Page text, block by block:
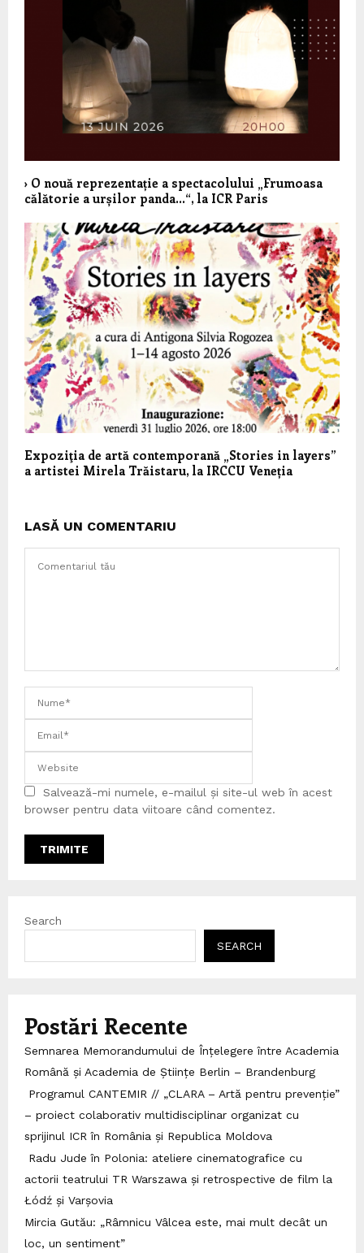
› O nouă reprezentație a spectacolului „Frumoasa
călătorie a urșilor panda…“, la ICR Paris
Expoziţia de artă contemporană „Stories in layers”
a artistei Mirela Trăistaru, la IRCCU Veneția
LASĂ UN COMENTARIU
Salvează-mi numele, e-mailul și site-ul web în acest
browser pentru data viitoare când comentez.
Search
SEARCH
Postări Recente
Semnarea Memorandumului de Înțelegere între Academia
Română și Academia de Științe Berlin – Brandenburg
Programul CANTEMIR // „CLARA – Artă pentru prevenție”
– proiect colaborativ multidisciplinar organizat cu
sprijinul ICR în România și Republica Moldova
Radu Jude în Polonia: ateliere cinematografice cu
actorii teatrului TR Warszawa și retrospective de film la
Łódź și Varșovia
Mircia Gutău: „Râmnicu Vâlcea este, mai mult decât un
loc, un sentiment”